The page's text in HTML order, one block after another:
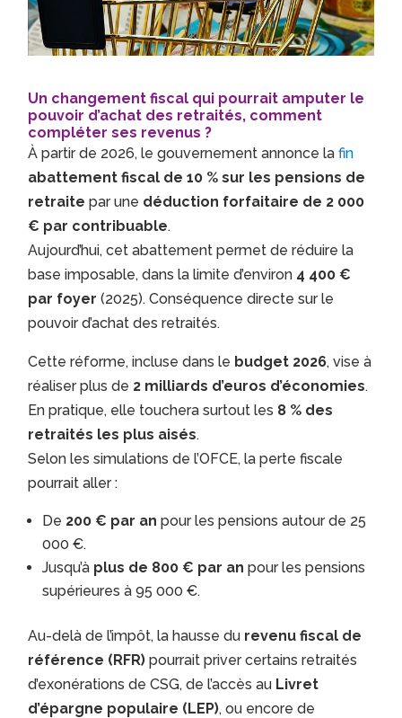
Un changement fiscal qui pourrait amputer le
pouvoir d’achat des retraités, comment
compléter ses revenus ?
À partir de 2026, le gouvernement annonce lafin
abattement fiscal de 10 % sur les pensions de
retraite par une déduction forfaitaire de 2 000
€ par contribuable.
Aujourd’hui, cet abattement permet de réduire la
base imposable, dans la limite d’environ 4 400 €
par foyer (2025). Conséquence directe sur le
pouvoir d’achat des retraités.
Cette réforme, incluse dans le budget 2026, vise à
réaliser plus de 2 milliards d’euros d’économies.
En pratique, elle touchera surtout les 8 % des
retraités les plus aisés.
Selon les simulations de l’OFCE, la perte fiscale
pourrait aller :
De 200 € par an pour les pensions autour de 25
000 €.
Jusqu’à plus de 800 € par an pour les pensions
supérieures à 95 000 €.
Au-delà de l’impôt, la hausse du revenu fiscal de
référence (RFR) pourrait priver certains retraités
d’exonérations de CSG, de l’accès au Livret
d’épargne populaire (LEP), ou encore de